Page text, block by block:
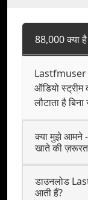
88,000 क्या
Lastfmuser
ऑडियो
लौटाता है
क्या मुझे आमने
खाते की
डाउनलोड
आती हैं?